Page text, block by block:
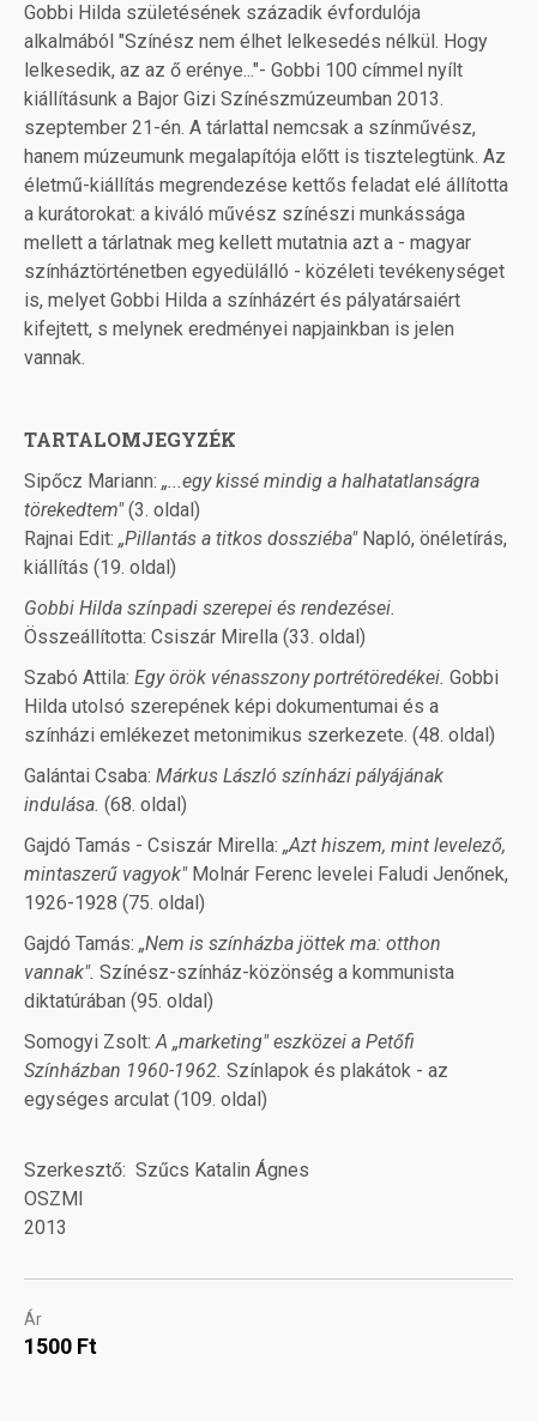
Gobbi Hilda születésének századik évfordulója
alkalmából "Színész nem élhet lelkesedés nélkül. Hogy
lelkesedik, az az ő erénye..."- Gobbi 100 címmel nyílt
kiállításunk a Bajor Gizi Színészmúzeumban 2013.
szeptember 21-én. A tárlattal nemcsak a színművész,
hanem múzeumunk megalapítója előtt is tisztelegtünk. Az
életmű-kiállítás megrendezése kettős feladat elé állította
a kurátorokat: a kiváló művész színészi munkássága
mellett a tárlatnak meg kellett mutatnia azt a - magyar
színháztörténetben egyedülálló - közéleti tevékenységet
is, melyet Gobbi Hilda a színházért és pályatársaiért
kifejtett, s melynek eredményei napjainkban is jelen
vannak.
TARTALOMJEGYZÉK
Sipőcz Mariann: „...egy kissé mindig a halhatatlanságra
törekedtem"(3. oldal)
Rajnai Edit: „Pillantás a titkos dossziéba" Napló, önéletírás,
kiállítás (19. oldal)
Gobbi Hilda színpadi szerepei és rendezései.
Összeállította: Csiszár Mirella (33. oldal)
Szabó Attila: Egy örök vénasszony portrétöredékei. Gobbi
Hilda utolsó szerepének képi dokumentumai és a
színházi emlékezet metonimikus szerkezete. (48. oldal)
Galántai Csaba: Márkus László színházi pályájának
indulása. (68. oldal)
Gajdó Tamás - Csiszár Mirella: „Azt hiszem, mint levelező,
mintaszerű vagyok" Molnár Ferenc levelei Faludi Jenőnek,
1926-1928 (75. oldal)
Gajdó Tamás: „Nem is színházba jöttek ma: otthon
vannak". Színész-színház-közönség a kommunista
diktatúrában (95. oldal)
Somogyi Zsolt:A „marketing" eszközei a Petőfi
Színházban 1960-1962. Színlapok és plakátok - az
egységes arculat (109. oldal)
Szerkesztő Szűcs Katalin Ágnes
OSZMI
2013
Ár
1500 Ft